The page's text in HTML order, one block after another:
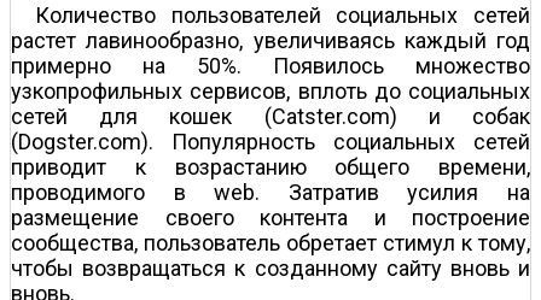
Количество пользователей социальных сетей
растет лавинообразно, увеличиваясь каждый год
примерно на 50%. Появилось множество
узкопрофильных сервисов, вплоть до социальных
сетей для кошек (Catster.com) и собак
(Dogster.com). Популярность социальных сетей
приводит к возрастанию общего времени,
проводимого в web. Затратив усилия на
размещение своего контента и построение
сообщества, пользователь обретает стимул к тому,
чтобы возвращаться к созданному сайту вновь и
вновь.